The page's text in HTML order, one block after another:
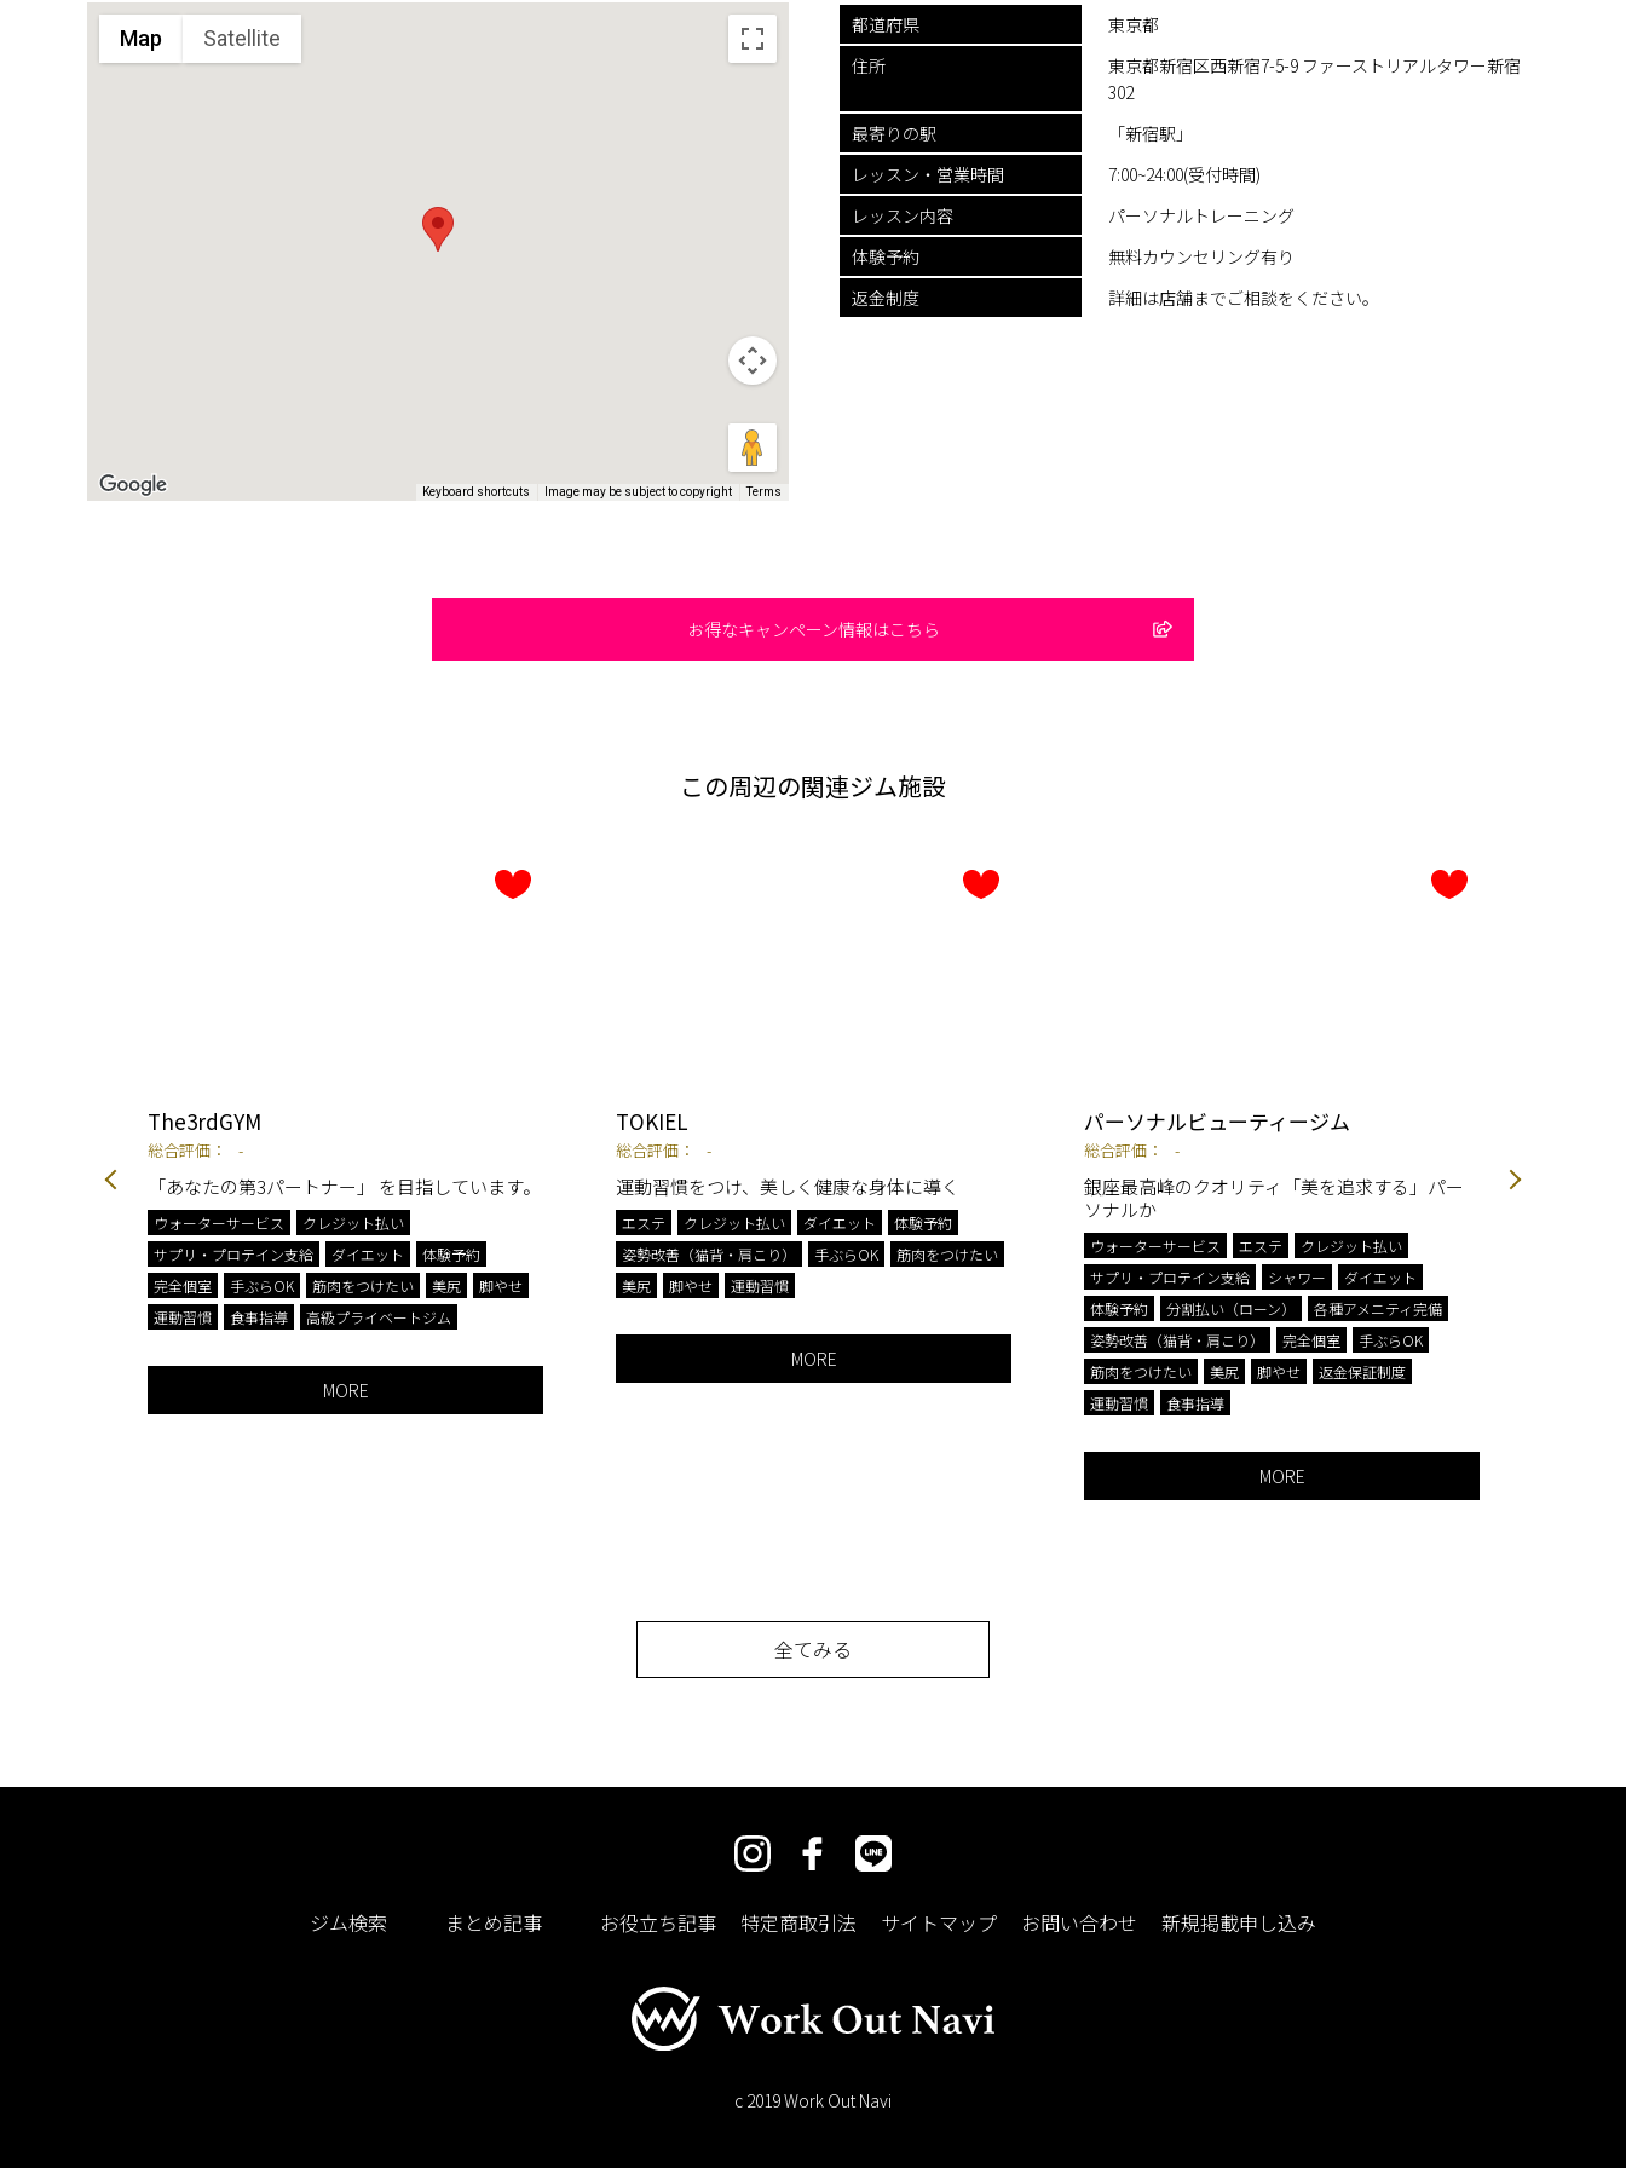
都道府県
東京都
住所
東京都新宿区西新宿7-5-9 ファーストリアルタワー新宿
302
最寄りの駅
「新宿駅」
レッスン・ 営業時間
7:00~24:00(受付時間)
レッスン内容
パーソナルトレーニング
体験予約
無料カウンセリング有り
返金制度
詳細は店舗までご相談をください。
Map Satellite
Keyboard shortcuts Image may be subject to copyright Terms
お得なキャンペーン情報はこちら
この周辺の関連ジム施設
The3rdGYM
総合評価： -
「あなたの第3パートナー」 を目指しています。
ウォーターサービス
クレジット払い
サプリ・プロテイン支給
ダイエット
体験予約
完全個室
手ぶらOK 筋肉をつけたい 美尻
脚やせ
運動習慣
食事指導 高級プライベートジム
MORE
TOKIEL
総合評価： -
運動習慣をつけ、美しく健康な身体に導く
エステ クレジット払い ダイエット
体験予約
姿勢改善（猫背・肩こり）
手ぶらOK
筋肉をつけたい
美尻
脚やせ 運動習慣
MORE
パーソナルビューティージム
総合評価： -
銀座最高峰のクオリティ「美を追求する」パー
ソナルか
ウォーターサービス エステ
クレジット払い
サプリ・プロテイン支給
シャワー
ダイエット
体験予約
分割払い（ローン）
各種アメニティ完備
姿勢改善（猫背・肩こり）
完全個室
手ぶらOK
筋肉をつけたい
美尻 脚やせ
返金保証制度
運動習慣
食事指導
MORE
全てみる
ジム検索 まとめ記事 お役立ち記事 特定商取引法 サイトマップ お問い合わせ 新規掲載申し込み
c 2019 Work Out Navi